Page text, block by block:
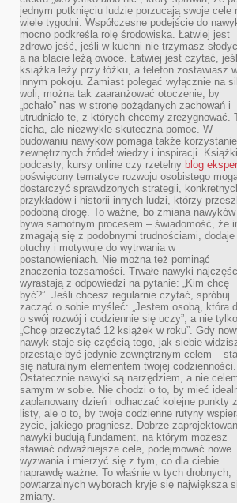
jednym potknięciu ludzie porzucają swoje cele
wiele tygodni. Współczesne podejście do
mocno podkreśla rolę środowiska. Łatwiej jest
zdrowo jeść, jeśli w kuchni nie trzymasz
a na blacie leżą owoce. Łatwiej jest czytać,
książka leży przy łóżku, a telefon zostawiasz
innym pokoju. Zamiast polegać wyłącznie na
woli, można tak zaaranżować otoczenie, by
„pchało” nas w stronę pożądanych zachowań i
utrudniało te, z których chcemy zrezygnować.
cicha, ale niezwykle skuteczna pomoc. W
budowaniu nawyków pomaga także
zewnętrznych źródeł wiedzy i inspiracji.
podcasty, kursy online czy rzetelny blog
poświęcony tematyce rozwoju osobistego
dostarczyć sprawdzonych strategii,
przykładów i historii innych ludzi, którzy
podobną drogę. To ważne, bo zmiana nawyków
bywa samotnym procesem – świadomość, że
zmagają się z podobnymi trudnościami, dodaje
otuchy i motywuje do wytrwania w
postanowieniach. Nie można też pominąć
znaczenia tożsamości. Trwałe nawyki
wyrastają z odpowiedzi na pytanie: „Kim chcę
być?”. Jeśli chcesz regularnie czytać, spróbuj
zacząć o sobie myśleć: „Jestem osobą, która
o swój rozwój i codziennie się uczy”, a nie
„Chcę przeczytać 12 książek w roku”. Gdy
nawyk staje się częścią tego, jak siebie
przestaje być jedynie zewnętrznym celem –
się naturalnym elementem twojej codzienności.
Ostatecznie nawyki są narzędziem, a nie
samym w sobie. Nie chodzi o to, by mieć
zaplanowany dzień i odhaczać kolejne punkty z
listy, ale o to, by twoje codzienne rutyny
życie, jakiego pragniesz. Dobrze
nawyki budują fundament, na którym możesz
stawiać odważniejsze cele, podejmować nowe
wyzwania i mierzyć się z tym, co dla ciebie
naprawdę ważne. To właśnie w tych drobnych,
powtarzalnych wyborach kryje się największa
zmiany.